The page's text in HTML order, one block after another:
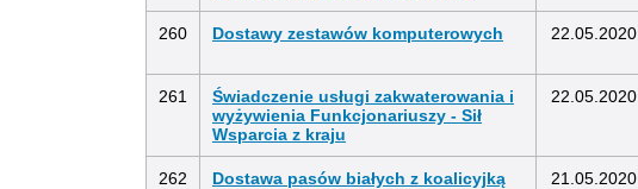
260 Dostawy zestawów komputerowych 22.05.2020
261
Świadczenie usługi zakwaterowania i
wyżywienia Funkcjonariuszy - Sił
Wsparcia z kraju
22.05.2020
262 Dostawa pasów białych z koalicyjką 21.05.2020